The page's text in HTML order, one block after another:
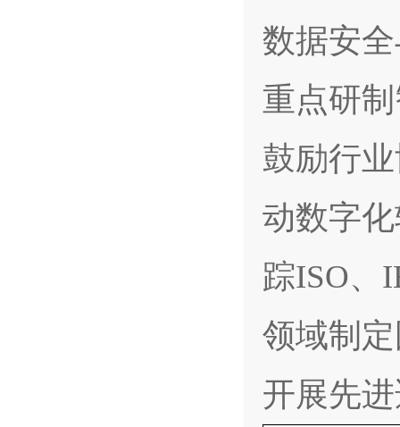
数据安
重点研
鼓励行
动数字
踪ISO、
领域制
开展先